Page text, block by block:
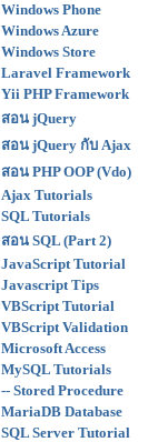
Windows Phone
Windows Azure
Windows Store
Laravel Framework
Yii PHP Framework
สอน jQuery
สอน jQuery กับ Ajax
สอน PHP OOP (Vdo)
Ajax Tutorials
SQL Tutorials
สอน SQL (Part 2)
JavaScript Tutorial
Javascript Tips
VBScript Tutorial
VBScript Validation
Microsoft Access
MySQL Tutorials
-- Stored Procedure
MariaDB Database
SQL Server Tutorial